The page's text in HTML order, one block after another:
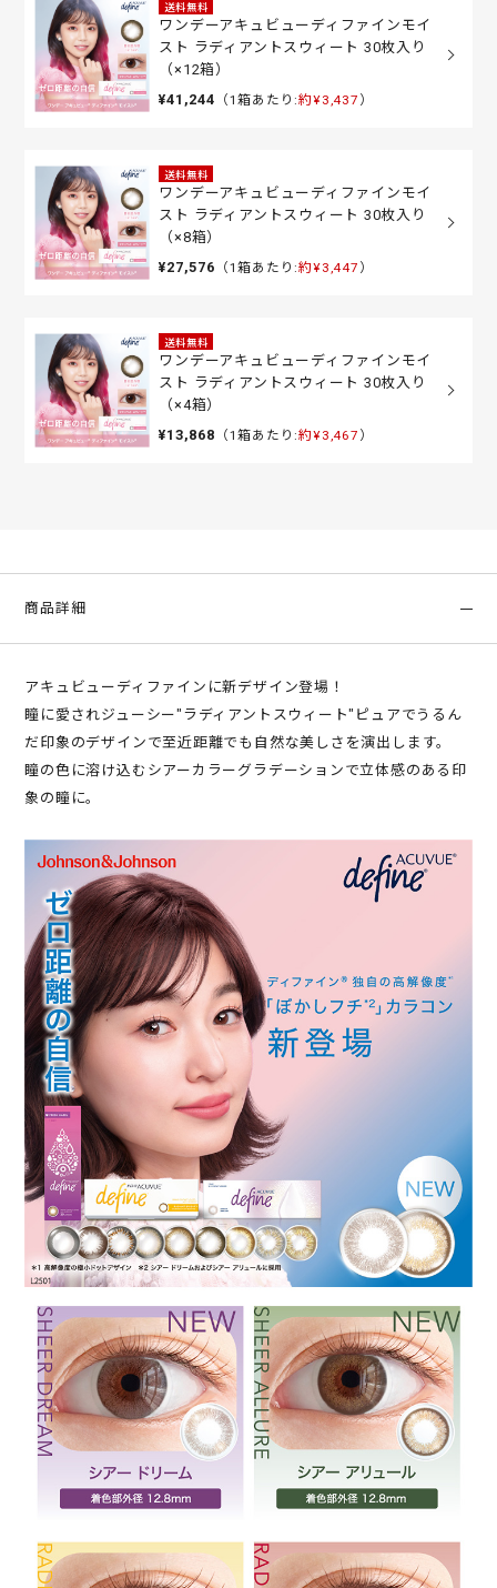
送料無料
ワンデーアキュビューディファインモイ
スト ラディアントスウィート 30枚入り
（×12箱）
¥41,244 （1箱あたり:約¥3,437 ）
送料無料
ワンデーアキュビューディファインモイ
スト ラディアントスウィート 30枚入り
（×8箱）
¥27,576 （1箱あたり:約¥3,447 ）
送料無料
ワンデーアキュビューディファインモイ
スト ラディアントスウィート 30枚入り
（×4箱）
¥13,868 （1箱あたり:約¥3,467 ）
商品詳細
アキュビューディファインに新デザイン登場！
瞳に愛されジューシー"ラディアントスウィート"ピュアでうるん
だ印象のデザインで至近距離でも自然な美しさを演出します。
瞳の色に溶け込むシアーカラーグラデーションで立体感のある印
象の瞳に。